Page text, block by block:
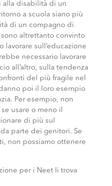
alla disabilità di un
a scuola siano più
di un compagno di
altrettanto convinto
lavorare sull’educazione
necessario lavorare
all’altro, sulla tendenza
del più fragile nel
poi il loro esempio
Per esempio, non
usare o meno il
di più sul
parte dei genitori. Se
non possiamo ottenere
per i Neet li trova